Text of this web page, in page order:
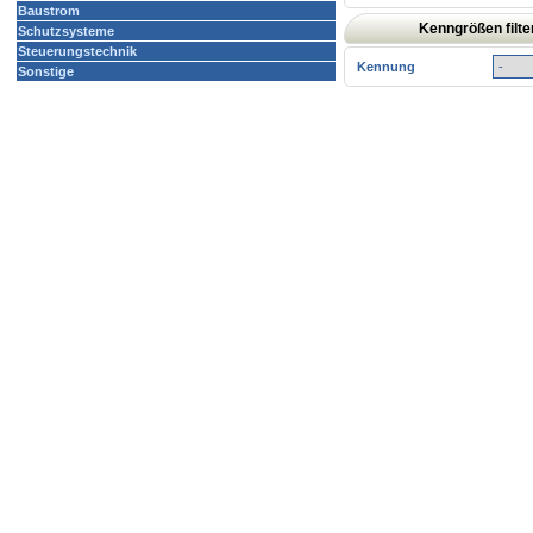
Baustrom
Schutzsysteme
Steuerungstechnik
Sonstige
Kenngrößen
Kennung